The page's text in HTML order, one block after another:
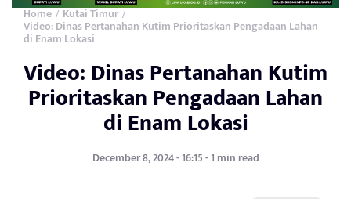
Home / Kutai Timur /
Video: Dinas Pertanahan Kutim Prioritaskan Pengadaan Lahan
di Enam Lokasi
Video: Dinas Pertanahan Kutim
Prioritaskan Pengadaan Lahan
di Enam Lokasi
December 8, 2024 - 16:15 - 1 min read